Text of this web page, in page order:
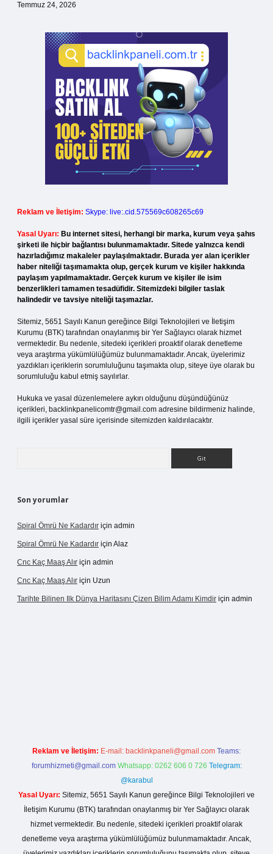
Temmuz 24, 2026
Reklam ve İletişim: Skype: live:.cid.575569c608265c69
Yasal Uyarı: Bu internet sitesi, herhangi bir marka, kurum veya şahıs
şirketi ile hiçbir bağlantısı bulunmamaktadır. Sitede yalnızca kendi
hazırladığımız makaleler paylaşılmaktadır. Burada yer alan içerikler
haber niteliği taşımamakta olup, gerçek kurum ve kişiler hakkında
paylaşım yapılmamaktadır. Gerçek kurum ve kişiler ile isim
benzerlikleri tamamen tesadüfidir. Sitemizdeki bilgiler taslak
halindedir ve tavsiye niteliği taşımazlar.
Sitemiz, 5651 Sayılı Kanun gereğince Bilgi Teknolojileri ve İletişim
Kurumu (BTK) tarafından onaylanmış bir Yer Sağlayıcı olarak hizmet
vermektedir. Bu nedenle, sitedeki içerikleri proaktif olarak denetleme
veya araştırma yükümlülüğümüz bulunmamaktadır. Ancak, üyelerimiz
yazdıkları içeriklerin sorumluluğunu taşımakta olup, siteye üye olarak bu
sorumluluğu kabul etmiş sayılırlar.
Hukuka ve yasal düzenlemelere aykırı olduğunu düşündüğünüz
içerikleri, backlinkpanelicomtr@gmail.com adresine bildirmeniz halinde,
ilgili içerikler yasal süre içerisinde sitemizden kaldırılacaktır.
Son yorumlar
Spiral Ömrü Ne Kadardır için admin
Spiral Ömrü Ne Kadardır için Alaz
Cnc Kaç Maaş Alır için admin
Cnc Kaç Maaş Alır için Uzun
Tarihte Bilinen Ilk Dünya Haritasını Çizen Bilim Adamı Kimdir için admin
Reklam ve İletişim: E-mail: backlinkpaneli@gmail.com Teams:
forumhizmeti@gmail.com Whatsapp: 0262 606 0 726 Telegram:
@karabul
Yasal Uyarı: Sitemiz, 5651 Sayılı Kanun gereğince Bilgi Teknolojileri ve
İletişim Kurumu (BTK) tarafından onaylanmış bir Yer Sağlayıcı olarak
hizmet vermektedir. Bu nedenle, sitedeki içerikleri proaktif olarak
denetleme veya araştırma yükümlülüğümüz bulunmamaktadır. Ancak,